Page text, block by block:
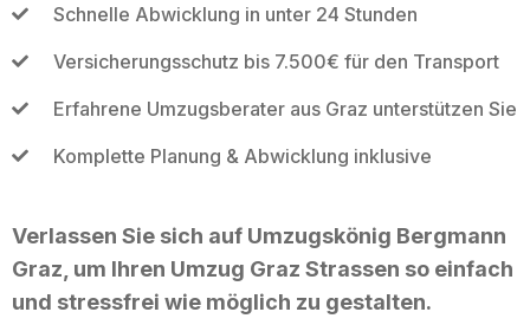
Schnelle Abwicklung in unter 24 Stunden
Versicherungsschutz bis 7.500€ für den Transport
Erfahrene Umzugsberater aus Graz unterstützen Sie
Komplette Planung & Abwicklung inklusive
Verlassen Sie sich auf Umzugskönig Bergmann
Graz, um Ihren Umzug Graz Strassen so einfach
und stressfrei wie möglich zu gestalten.